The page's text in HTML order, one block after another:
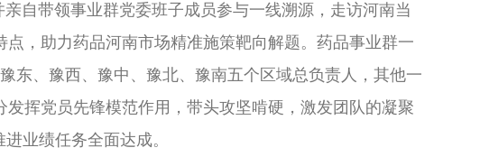
自带领事业群党委班子成员参与一线溯源，走访河南当
，助力药品河南市场精准施策靶向解题。药品事业群一
东、豫西、豫中、豫北、豫南五个区域总负责人，其他一
挥党员先锋模范作用，带头攻坚啃硬，激发团队的凝聚
业绩任务全面达成。